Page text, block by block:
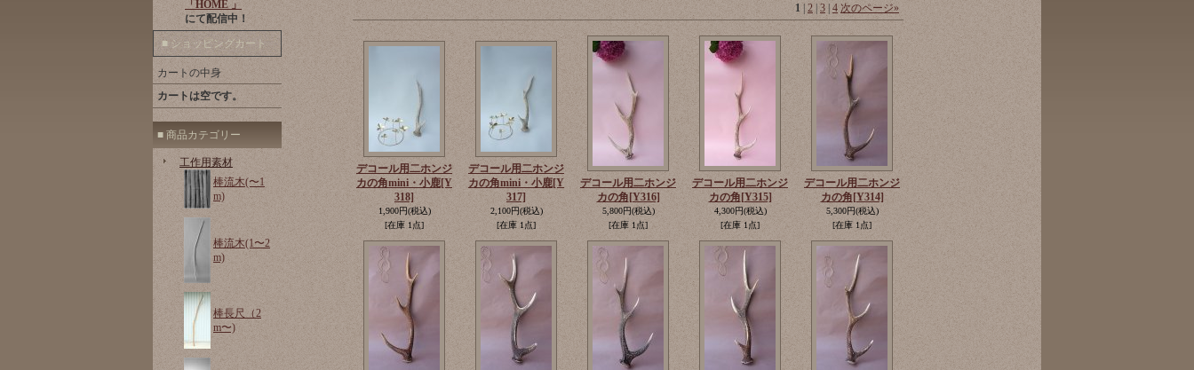
「HOME 」
にて配信中！
■ ショッピングカート
カートの中身
カートは空です。
■ 商品カテゴリー
工作用素材
棒流木(〜1
m)
棒流木(1〜2
m)
棒長尺（2
m〜)
1 2 |3 4 次のページ»
デコール用二ホンジ
カの角mini・小鹿[Y
318]
1,900円(税込)
[在庫 1点]
デコール用二ホンジ
カの角mini・小鹿[Y
317]
2,100円(税込)
[在庫 1点]
デコール用二ホンジ
カの角[Y316]
5,800円(税込)
[在庫 1点]
デコール用二ホンジ
カの角 [Y315]
4,300円(税込)
[在庫 1点]
デコール用二ホンジ
カの角 [Y314]
5,300円(税込)
[在庫 1点]